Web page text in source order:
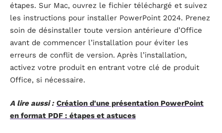
étapes. Sur Mac, ouvrez le fichier téléchargé et suivez
les instructions pour installer PowerPoint 2024. Prenez
soin de désinstaller toute version antérieure d’Office
avant de commencer l’installation pour éviter les
erreurs de conflit de version. Après l’installation,
activez votre produit en entrant votre clé de produit
Office, si nécessaire.
A lire aussi : Création d'une présentation PowerPoint
en format PDF : étapes et astuces